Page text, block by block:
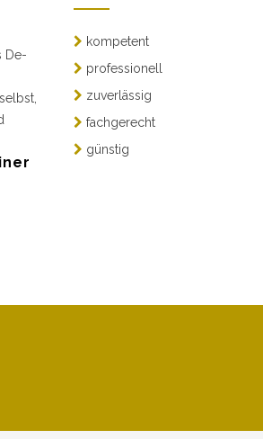
De-
kompetent
professionell
zuverlässig
fachgerecht
günstig